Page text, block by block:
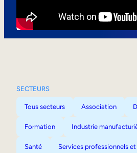
SECTEURS
Tous secteurs Association
Formation Industrie
Santé Services professionnels